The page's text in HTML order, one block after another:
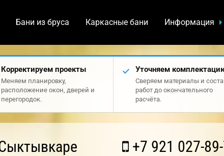
Бани из бруса Каркасные бани Информация
Корректируем проекты
Меняем планировку,
расположение окон, дверей и
перегородок.
Уточняем
Сверяем материалы и
работ до окончательного
расчёта.
+7 921 027-